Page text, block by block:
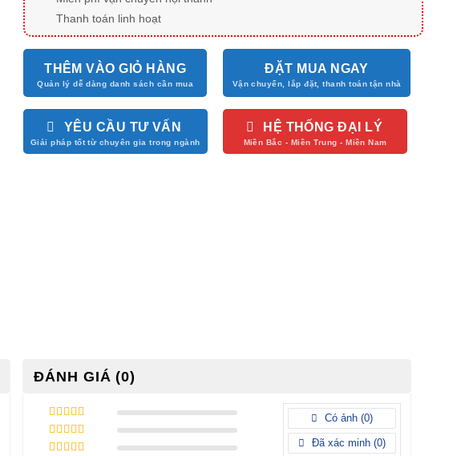
Thanh toán linh hoạt
THÊM VÀO GIỎ HÀNG ĐẶT MUA NGAY
YÊU CẦU TƯ VẤN HỆ THỐNG ĐẠI LÝ
ĐÁNH GIÁ (0)
5 / 5 điểm
4 / 5 điểm
Có ảnh (0)
Đã xác minh (0)